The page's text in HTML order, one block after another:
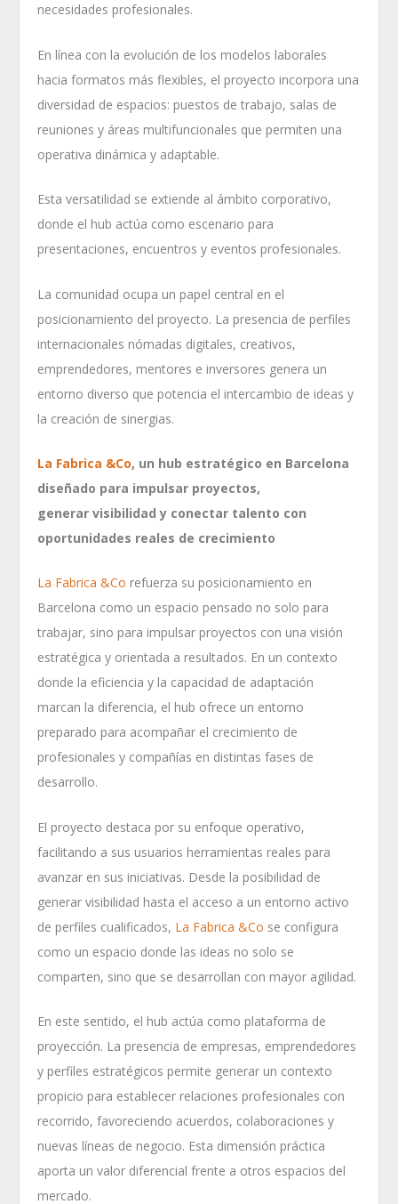
necesidades profesionales.
En línea con la evolución de los modelos laborales
hacia formatos más flexibles, el proyecto incorpora una
diversidad de espacios: puestos de trabajo, salas de
reuniones y áreas multifuncionales que permiten una
operativa dinámica y adaptable.
Esta versatilidad se extiende al ámbito corporativo,
donde el hub actúa como escenario para
presentaciones, encuentros y eventos profesionales.
La comunidad ocupa un papel central en el
posicionamiento del proyecto. La presencia de perfiles
internacionales nómadas digitales, creativos,
emprendedores, mentores e inversores genera un
entorno diverso que potencia el intercambio de ideas y
la creación de sinergias.
La Fabrica &Co, un hub estratégico en Barcelona
diseñado para impulsar proyectos,
generar visibilidad y conectar talento con
oportunidades reales de crecimiento
La Fabrica &Co refuerza su posicionamiento en
Barcelona como un espacio pensado no solo para
trabajar, sino para impulsar proyectos con una visión
estratégica y orientada a resultados. En un contexto
donde la eficiencia y la capacidad de adaptación
marcan la diferencia, el hub ofrece un entorno
preparado para acompañar el crecimiento de
profesionales y compañías en distintas fases de
desarrollo.
El proyecto destaca por su enfoque operativo,
facilitando a sus usuarios herramientas reales para
avanzar en sus iniciativas. Desde la posibilidad de
generar visibilidad hasta el acceso a un entorno activo
de perfiles cualificados, La Fabrica &Co se configura
como un espacio donde las ideas no solo se
comparten, sino que se desarrollan con mayor agilidad.
En este sentido, el hub actúa como plataforma de
proyección. La presencia de empresas, emprendedores
y perfiles estratégicos permite generar un contexto
propicio para establecer relaciones profesionales con
recorrido, favoreciendo acuerdos, colaboraciones y
nuevas líneas de negocio. Esta dimensión práctica
aporta un valor diferencial frente a otros espacios del
mercado.